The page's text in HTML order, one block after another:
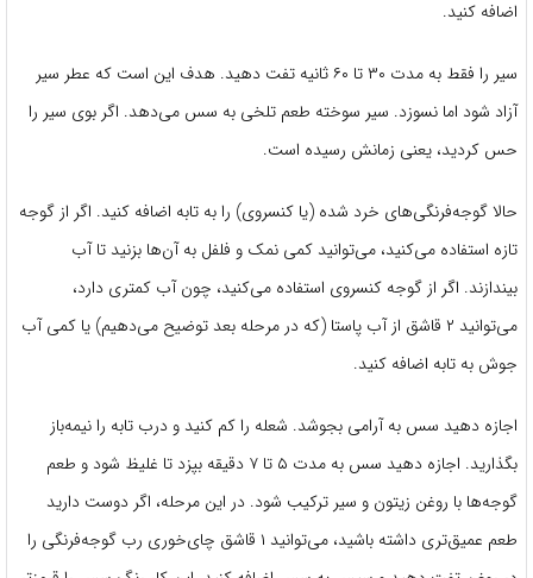
اضافه کنید.
سیر را فقط به مدت ۳۰ تا ۶۰ ثانیه تفت دهید. هدف این است که عطر سیر
آزاد شود اما نسوزد. سیر سوخته طعم تلخی به سس می‌دهد. اگر بوی سیر را
حس کردید، یعنی زمانش رسیده است.
حالا گوجه‌فرنگی‌های خرد شده (یا کنسروی) را به تابه اضافه کنید. اگر از گوجه
تازه استفاده می‌کنید، می‌توانید کمی نمک و فلفل به آن‌ها بزنید تا آب
بیندازند. اگر از گوجه کنسروی استفاده می‌کنید، چون آب کمتری دارد،
می‌توانید ۲ قاشق از آب پاستا (که در مرحله بعد توضیح می‌دهیم) یا کمی آب
جوش به تابه اضافه کنید.
اجازه دهید سس به آرامی بجوشد. شعله را کم کنید و درب تابه را نیمه‌باز
بگذارید. اجازه دهید سس به مدت ۵ تا ۷ دقیقه بپزد تا غلیظ شود و طعم
گوجه‌ها با روغن زیتون و سیر ترکیب شود. در این مرحله، اگر دوست دارید
طعم عمیق‌تری داشته باشید، می‌توانید ۱ قاشق چای‌خوری رب گوجه‌فرنگی را